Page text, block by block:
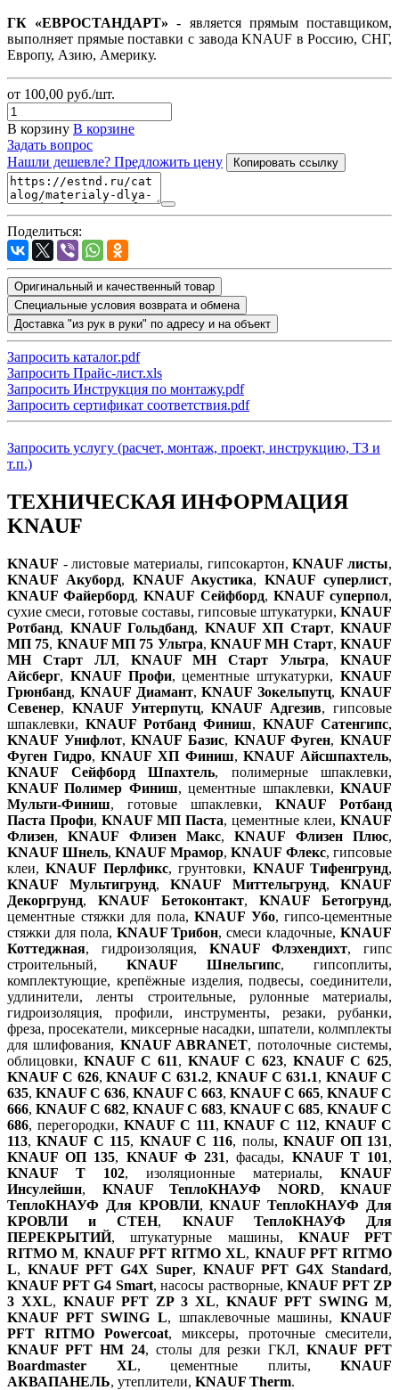
ГК «ЕВРОСТАНДАРТ» - является прямым поставщиком,
выполняет прямые поставки с завода KNAUF в Россию, СНГ,
Европу, Азию, Америку.
от 100,00 руб./шт.
В корзину В корзине
Задать вопрос
Нашли дешевле? Предложить цену
Копировать ссылку
Поделиться:
Оригинальный и качественный товар
Специальные условия возврата и обмена
Доставка "из рук в руки" по адресу и на объект
Запросить каталог.pdf
Запросить Прайс-лист.xls
Запросить Инструкция по монтажу.pdf
Запросить сертификат соответствия.pdf
Запросить услугу (расчет, монтаж, проект, инструкцию, ТЗ и
т.п.)
ТЕХНИЧЕСКАЯ ИНФОРМАЦИЯ
KNAUF
KNAUF - листовые материалы, гипсокартон,KNAUF листы,
KNAUF Акуборд, KNAUF Акустика,KNAUF суперлист,
KNAUF Файерборд,KNAUF Сейфборд, KNAUF суперпол,
сухие смеси, готовые составы, гипсовые штукатурки, KNAUF
Ротбанд, KNAUF Гольдбанд, KNAUF ХП Старт, KNAUF
МП 75, KNAUF МП 75 Ультра,KNAUF МН Старт,KNAUF
МН Старт ЛЛ, KNAUF МН Старт Ультра,KNAUF
Айсберг, KNAUF Профи, цементные штукатурки,KNAUF
Грюнбанд, KNAUF Диамант,KNAUF Зокельпутц,KNAUF
Севенер, KNAUF Унтерпутц,KNAUF Адгезив, гипсовые
шпаклевки, KNAUF Ротбанд Финиш, KNAUF Сатенгипс,
KNAUF Унифлот,KNAUF Базис, KNAUF Фуген,KNAUF
Фуген Гидро,KNAUF ХП Финиш,KNAUF Айсшпахтель,
KNAUF Сейфборд Шпахтель, полимерные шпаклевки,
KNAUF Полимер Финиш, цементные шпаклевки,KNAUF
Мульти-Финиш, готовые шпаклевки, KNAUF Ротбанд
Паста Профи, KNAUF МП Паста, цементные клеи, KNAUF
Флизен,KNAUF Флизен Макс,KNAUF Флизен Плюс,
KNAUF Шнель, KNAUF Мрамор, KNAUF Флекс, гипсовые
клеи,KNAUF Перлфикс, грунтовки, KNAUF Тифенгрунд,
KNAUF Мультигрунд, KNAUF Миттельгрунд, KNAUF
Декоргрунд,KNAUF Бетоконтакт, KNAUF Бетогрунд,
цементные стяжки для пола, KNAUF Убо, гипсо-цементные
стяжки для пола, KNAUF Трибон, смеси кладочные,KNAUF
Коттеджная, гидроизоляция, KNAUF Флэхендихт, гипс
строительный, KNAUF Шнельгипс, гипсоплиты,
комплектующие, крепёжные изделия, подвесы, соединители,
удлинители, ленты строительные, рулонные материалы,
гидроизоляция, профили, инструменты, резаки, рубанки,
фреза, просекатели, миксерные насадки, шпатели, колмплекты
для шлифования, KNAUF ABRANET, потолочные системы,
облицовки, KNAUF С 611, KNAUF С 623, KNAUF С 625,
KNAUF С 626,KNAUF С 631.2, KNAUF С 631.1,KNAUF С
635, KNAUF С 636, KNAUF С 663, KNAUF С 665, KNAUF С
666, KNAUF С 682, KNAUF С 683, KNAUF С 685, KNAUF С
686, перегородки, KNAUF С 111,KNAUF С 112,KNAUF С
113,KNAUF С 115, KNAUF С 116, полы,KNAUF ОП 131,
KNAUF ОП 135, KNAUF Ф 231, фасады, KNAUF Т 101,
KNAUF Т 102, изоляционные материалы, KNAUF
Инсулейшн, KNAUF ТеплоКНАУФ NORD, KNAUF
ТеплоКНАУФ Для КРОВЛИ,KNAUF ТеплоКНАУФ Для
КРОВЛИ и СТЕН, KNAUF ТеплоКНАУФ Для
ПЕРЕКРЫТИЙ, штукатурные машины, KNAUF PFT
RITMO М, KNAUF PFT RITMO XL, KNAUF PFT RITMO
L, KNAUF PFT G4X Super, KNAUF PFT G4X Standard,
KNAUF PFT G4 Smart, насосы растворные, KNAUF PFT ZP
3 XXL, KNAUF PFT ZP 3 XL, KNAUF PFT SWING M,
KNAUF PFT SWING L, шпаклевочные машины, KNAUF
PFT RITMO Powercoat, миксеры, проточные смесители,
KNAUF PFT HM 24, столы для резки ГКЛ, KNAUF PFT
Boardmaster XL, цементные плиты, KNAUF
АКВАПАНЕЛЬ, утеплители, KNAUF Therm.